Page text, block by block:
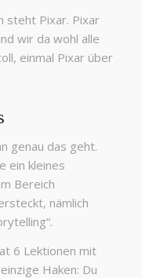
steht Pixar. Pixar
wir da wohl alle
einmal Pixar über
genau das geht.
ein kleines
Bereich
nämlich
6 Lektionen mit
Haken: Du